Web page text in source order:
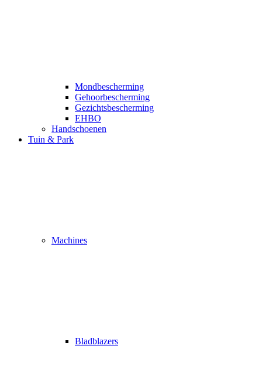
Mondbescherming
Gehoorbescherming
Gezichtsbescherming
EHBO
Handschoenen
Tuin & Park
Machines
Bladblazers